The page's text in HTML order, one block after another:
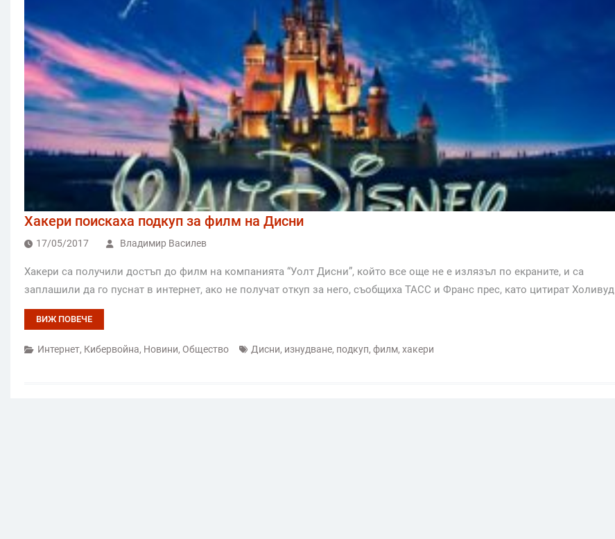
Хакери поискаха подкуп за филм на Дисни
17/05/2017 Владимир Василев
Хакери са получили достъп до филм на компанията “Уолт Дисни”, който все още не е излязъл по екраните, и са
заплашили да го пуснат в интернет, ако не получат откуп за него, съобщиха ТАСС и Франс прес, като цитират Холивуд
ВИЖ ПОВЕЧЕ
Интернет, Кибервойна, Новини, Общество Дисни, изнудване, подкуп, филм, хакери